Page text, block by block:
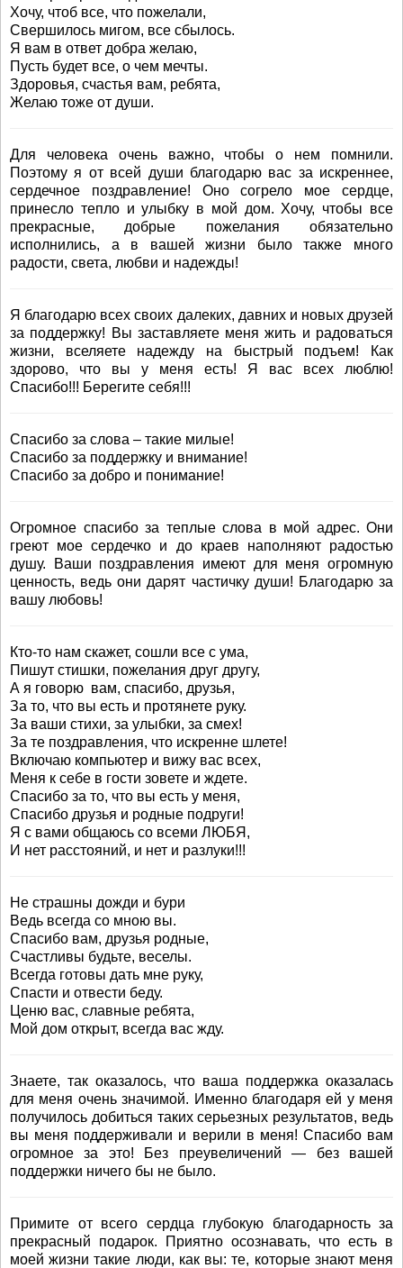
Хочу, чтоб все, что пожелали,
Свершилось мигом, все сбылось.
Я вам в ответ добра желаю,
Пусть будет все, о чем мечты.
Здоровья, счастья вам, ребята,
Желаю тоже от души.
Для человека очень важно, чтобы о нем помнили.
Поэтому я от всей души благодарю вас за искреннее,
сердечное поздравление! Оно согрело мое сердце,
принесло тепло и улыбку в мой дом. Хочу, чтобы все
прекрасные, добрые пожелания обязательно
исполнились, а в вашей жизни было также много
радости, света, любви и надежды!
Я благодарю всех своих далеких, давних и новых друзей
за поддержку! Вы заставляете меня жить и радоваться
жизни, вселяете надежду на быстрый подъем! Как
здорово, что вы у меня есть! Я вас всех люблю!
Спасибо!!! Берегите себя!!!
Спасибо за слова – такие милые!
Спасибо за поддержку и внимание!
Спасибо за добро и понимание!
Огромное спасибо за теплые слова в мой адрес. Они
греют мое сердечко и до краев наполняют радостью
душу. Ваши поздравления имеют для меня огромную
ценность, ведь они дарят частичку души! Благодарю за
вашу любовь!
Кто-то нам скажет, сошли все с ума,
Пишут стишки, пожелания друг другу,
А я говорю вам, спасибо, друзья,
За то, что вы есть и протянете руку.
За ваши стихи, за улыбки, за смех!
За те поздравления, что искренне шлете!
Включаю компьютер и вижу вас всех,
Меня к себе в гости зовете и ждете.
Спасибо за то, что вы есть у меня,
Спасибо друзья и родные подруги!
Я с вами общаюсь со всеми ЛЮБЯ,
И нет расстояний, и нет и разлуки!!!
Не страшны дожди и бури
Ведь всегда со мною вы.
Спасибо вам, друзья родные,
Счастливы будьте, веселы.
Всегда готовы дать мне руку,
Спасти и отвести беду.
Ценю вас, славные ребята,
Мой дом открыт, всегда вас жду.
Знаете, так оказалось, что ваша поддержка оказалась
для меня очень значимой. Именно благодаря ей у меня
получилось добиться таких серьезных результатов, ведь
вы меня поддерживали и верили в меня! Спасибо вам
огромное за это! Без преувеличений — без вашей
поддержки ничего бы не было.
Примите от всего сердца глубокую благодарность за
прекрасный подарок. Приятно осознавать, что есть в
моей жизни такие люди, как вы: те, которые знают меня